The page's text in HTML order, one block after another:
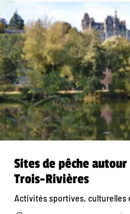
Sites de pêche
Trois-Rivières
Activités sportives, culturelles